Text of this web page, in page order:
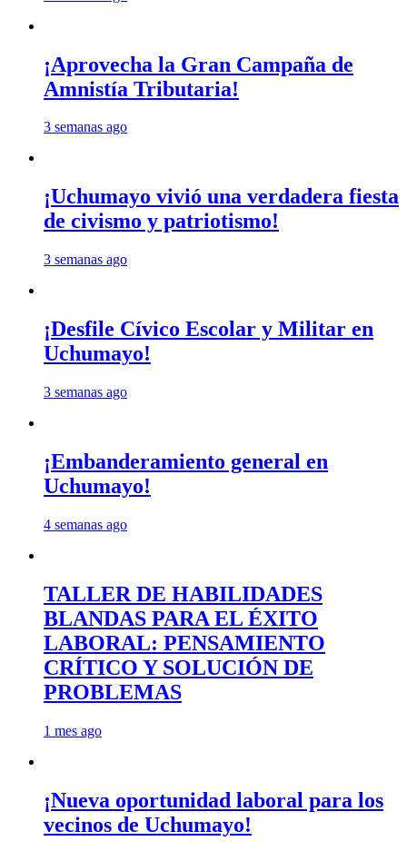
¡Aprovecha la Gran Campaña de
Amnistía Tributaria!
3 semanas ago
¡Uchumayo vivió una verdadera fiesta
de civismo y patriotismo!
3 semanas ago
¡Desfile Cívico Escolar y Militar en
Uchumayo!
3 semanas ago
¡Embanderamiento general en
Uchumayo!
4 semanas ago
TALLER DE HABILIDADES
BLANDAS PARA EL ÉXITO
LABORAL: PENSAMIENTO
CRÍTICO Y SOLUCIÓN DE
PROBLEMAS
1 mes ago
¡Nueva oportunidad laboral para los
vecinos de Uchumayo!